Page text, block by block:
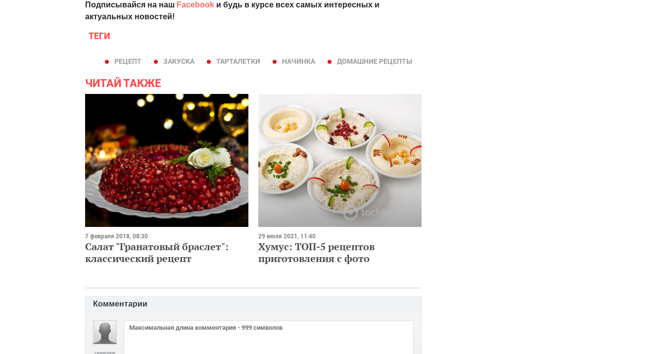
Подписывайся на наш Facebook и будь в курсе всех самых интересных и
актуальных новостей!
ТЕГИ
РЕЦЕПТ ЗАКУСКА ТАРТАЛЕТКИ НАЧИНКА ДОМАШНИЕ РЕЦЕПТЫ
ЧИТАЙ ТАКЖЕ
7 февраля 2018, 08:30
Салат "Гранатовый браслет":
классический рецепт
29 июля 2021, 11:40
Хумус: ТОП-5 рецептов
приготовления с фото
Комментарии
символов